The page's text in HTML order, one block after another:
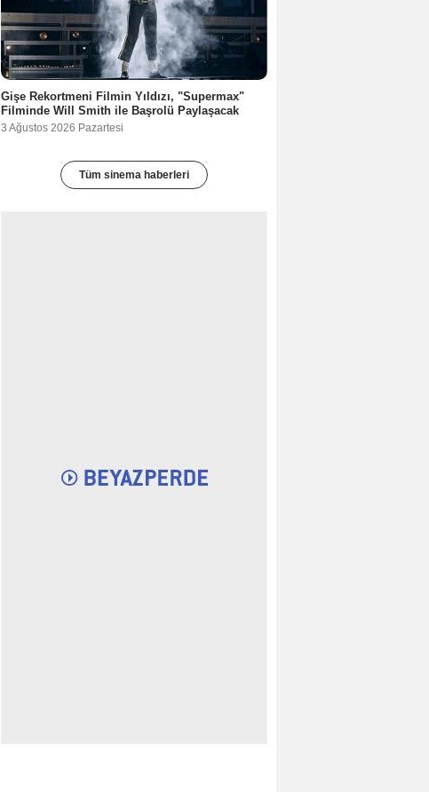
Gişe Rekortmeni Filmin Yıldızı, "Supermax"
Filminde Will Smith ile Başrolü Paylaşacak
3 Ağustos 2026 Pazartesi
Tüm sinema haberleri